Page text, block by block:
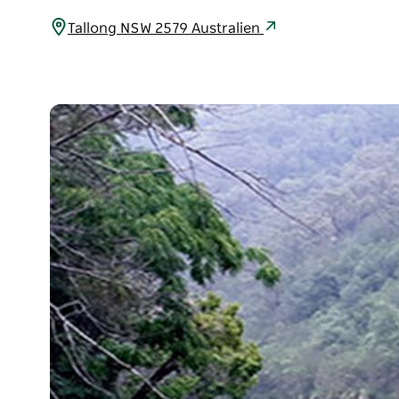
Tallong NSW 2579 Australien